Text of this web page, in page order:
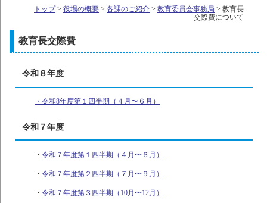
トップ> 役場の概要 > 各課のご紹介 > 教育委員会事務局 > 教育長
交際費について
教育長交際費
令和８年度
・令和8年度第１四半期（４月〜６月）
令和７年度
・ 令和７年度第１四半期（４月〜６月）
・ 令和７年度第２四半期（７月〜９月）
・ 令和７年度第３四半期（10月〜12月）